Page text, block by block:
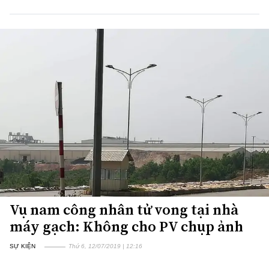
Vụ nam công nhân tử vong tại nhà
máy gạch: Không cho PV chụp ảnh
SỰ KIỆN Thứ 6, 12/07/2019 | 12:16